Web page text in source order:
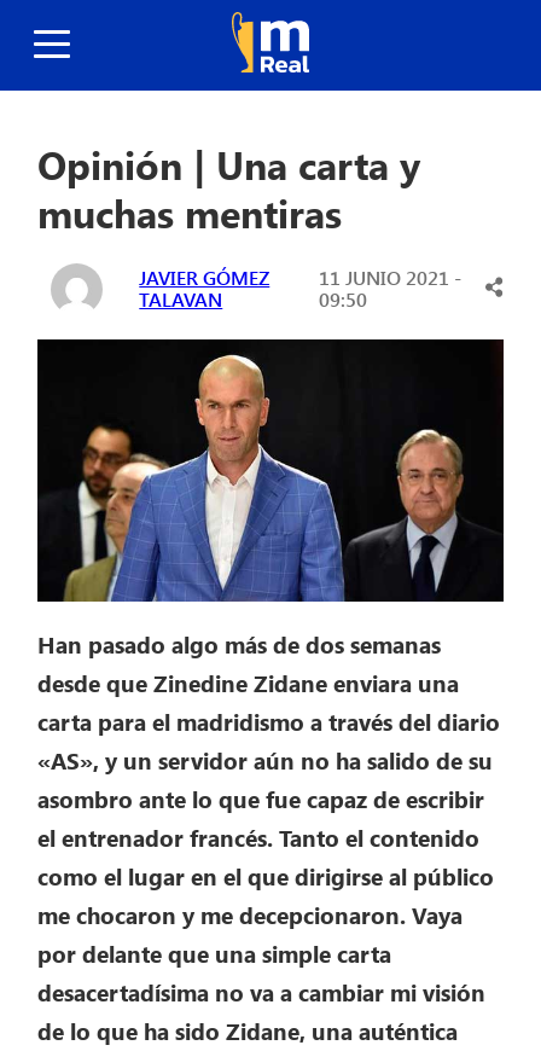
Opinión | Una carta y
muchas mentiras
JAVIER GÓMEZ
TALAVAN
11 JUNIO 2021 -
09:50
Han pasado algo más de dos semanas
desde que Zinedine Zidane enviara una
carta para el madridismo a través del diario
«AS», y un servidor aún no ha salido de su
asombro ante lo que fue capaz de escribir
el entrenador francés. Tanto el contenido
como el lugar en el que dirigirse al público
me chocaron y me decepcionaron. Vaya
por delante que una simple carta
desacertadísima no va a cambiar mi visión
de lo que ha sido Zidane, una auténtica